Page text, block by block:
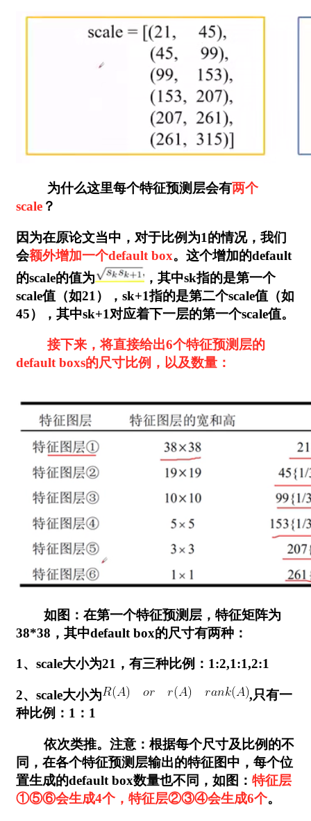
为什么这里每个特征预测层会有两个
scale ？
因为在原论文当中，对于比例为1的情况，我们
会额外增加一个default box。这个增加的default
的scale的值为
，其中sk指的是第一个
scale值（如21），sk+1指的是第二个scale值（如
45），其中sk+1对应着下一层的第一个scale值。
接下来，将直接给出6个特征预测层的
default boxs的尺寸比例，以及数量：
如图：在第一个特征预测层，特征矩阵为
38*38，其中default box的尺寸有两种：
1、scale大小为21，有三种比例：1:2,1:1,2:1
2、scale大小为
,只有一
种比例：1：1
依次类推。注意：根据每个尺寸及比例的不
同，在各个特征预测层输出的特征图中，每个位
置生成的default box数量也不同，如图： 特征层
①⑤⑥会生成4个，特征层②③④会生成6个。